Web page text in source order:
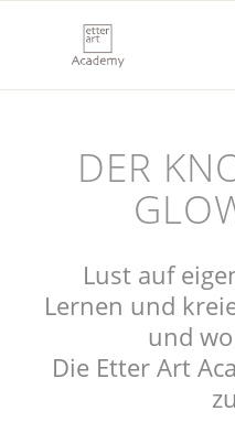
DER
Lust auf
Lernen und
und
Die Etter Art